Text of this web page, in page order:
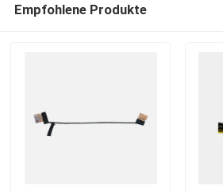
Empfohlene Produkte